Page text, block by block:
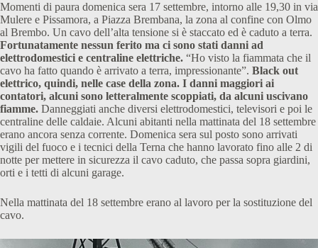
Momenti di paura domenica sera 17 settembre, intorno alle 19,30 in via
Mulere e Pissamora, a Piazza Brembana, la zona al confine con Olmo
al Brembo. Un cavo dell’alta tensione si è staccato ed è caduto a terra.
Fortunatamente nessun ferito ma ci sono stati danni ad
elettrodomestici e centraline elettriche. “Ho visto la fiammata che il
cavo ha fatto quando è arrivato a terra, impressionante”. Black out
elettrico, quindi, nelle case della zona. I danni maggiori ai
contatori, alcuni sono letteralmente scoppiati, da alcuni uscivano
fiamme. Danneggiati anche diversi elettrodomestici, televisori e poi le
centraline delle caldaie. Alcuni abitanti nella mattinata del 18 settembre
erano ancora senza corrente. Domenica sera sul posto sono arrivati
vigili del fuoco e i tecnici della Terna che hanno lavorato fino alle 2 di
notte per mettere in sicurezza il cavo caduto, che passa sopra giardini,
orti e i tetti di alcuni garage.
Nella mattinata del 18 settembre erano al lavoro per la sostituzione del
cavo.